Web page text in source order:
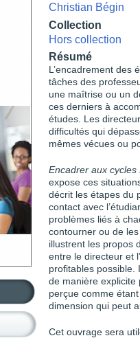
Christian Bégin
Collection
Hors collection
Résumé
L’encadrement des
tâches des
une maîtrise ou un
ces derniers à
études. Les
difficultés qui
mêmes vécues ou
Encadrer aux
expose ces
décrit les étapes du
contact avec
problèmes liés à
contourner ou de
illustrent les propos
entre le directeur et
profitables possible.
de manière explicite
perçue comme
dimension qui peut
Cet ouvrage sera